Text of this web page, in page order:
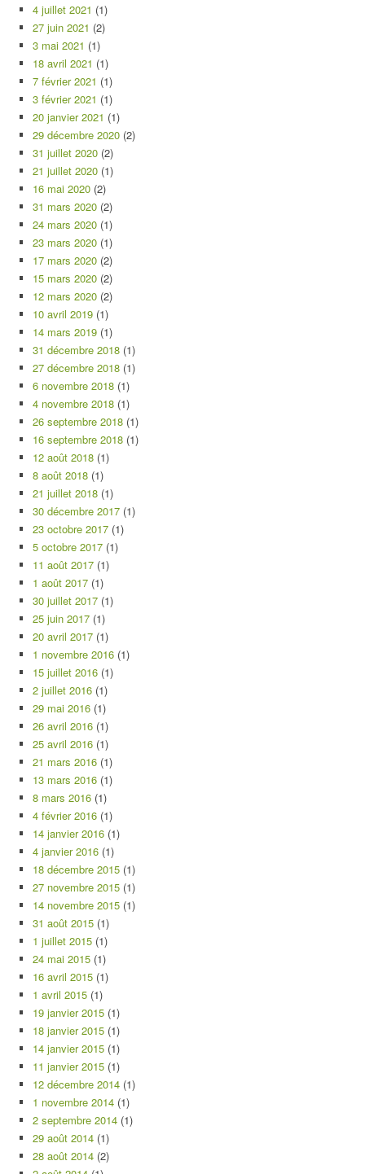
4 juillet 2021 (1)
27 juin 2021 (2)
3 mai 2021 (1)
18 avril 2021 (1)
7 février 2021 (1)
3 février 2021 (1)
20 janvier 2021 (1)
29 décembre 2020 (2)
31 juillet 2020 (2)
21 juillet 2020 (1)
16 mai 2020 (2)
31 mars 2020 (2)
24 mars 2020 (1)
23 mars 2020 (1)
17 mars 2020 (2)
15 mars 2020 (2)
12 mars 2020 (2)
10 avril 2019 (1)
14 mars 2019 (1)
31 décembre 2018 (1)
27 décembre 2018 (1)
6 novembre 2018 (1)
4 novembre 2018 (1)
26 septembre 2018 (1)
16 septembre 2018 (1)
12 août 2018 (1)
8 août 2018 (1)
21 juillet 2018 (1)
30 décembre 2017 (1)
23 octobre 2017 (1)
5 octobre 2017 (1)
11 août 2017 (1)
1 août 2017 (1)
30 juillet 2017 (1)
25 juin 2017 (1)
20 avril 2017 (1)
1 novembre 2016 (1)
15 juillet 2016 (1)
2 juillet 2016 (1)
29 mai 2016 (1)
26 avril 2016 (1)
25 avril 2016 (1)
21 mars 2016 (1)
13 mars 2016 (1)
8 mars 2016 (1)
4 février 2016 (1)
14 janvier 2016 (1)
4 janvier 2016 (1)
18 décembre 2015 (1)
27 novembre 2015 (1)
14 novembre 2015 (1)
31 août 2015 (1)
1 juillet 2015 (1)
24 mai 2015 (1)
16 avril 2015 (1)
1 avril 2015 (1)
19 janvier 2015 (1)
18 janvier 2015 (1)
14 janvier 2015 (1)
11 janvier 2015 (1)
12 décembre 2014 (1)
1 novembre 2014 (1)
2 septembre 2014 (1)
29 août 2014 (1)
28 août 2014 (2)